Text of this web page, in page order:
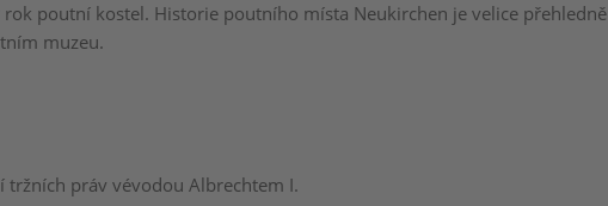
rok poutní kostel. Historie poutního místa Neukirchen je velice přehledně
muzeu.
tržních práv vévodou Albrechtem I.